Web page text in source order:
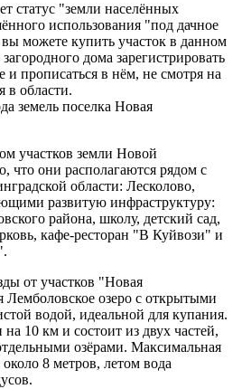
статус "земли населённых
использования "под дачное
можете купить участок в данном
дома зарегистрировать
прописаться в нём, не смотря на
в области.
земель поселка Новая
участков земли Новой
что они располагаются рядом с
области: Лесколово,
развитую инфраструктуру:
района, школу, детский сад,
кафе-ресторан "В Куйвози" и
от участков "Новая
Лемболовское озеро с открытыми
водой, идеальной для купания.
10 км и состоит из двух частей,
озёрами. Максимальная
около 8 метров, летом вода